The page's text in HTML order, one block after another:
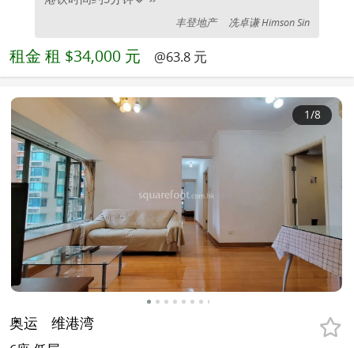
丰登地产 冼卓谦 Himson Sin
租金 租 $34,000 元 @63.8 元
1/8
奥运 维港湾